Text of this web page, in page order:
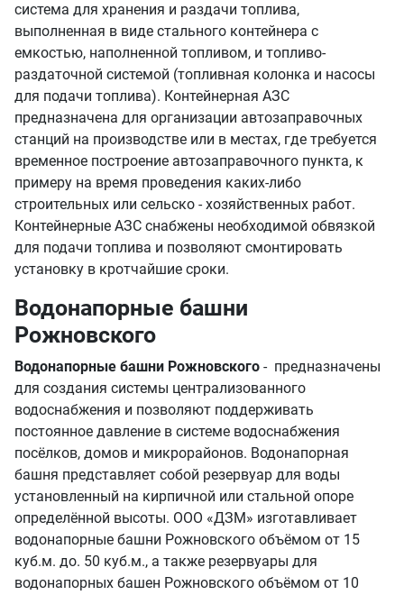
система для хранения и раздачи топлива,
выполненная в виде стального контейнера с
емкостью, наполненной топливом, и топливо-
раздаточной системой (топливная колонка и насосы
для подачи топлива). Контейнерная АЗС
предназначена для организации автозаправочных
станций на производстве или в местах, где требуется
временное построение автозаправочного пункта, к
примеру на время проведения каких-либо
строительных или сельско - хозяйственных работ.
Контейнерные АЗС снабжены необходимой обвязкой
для подачи топлива и позволяют смонтировать
установку в кротчайшие сроки.
Водонапорные башни
Рожновского
Водонапорные башни Рожновского - предназначены
для создания системы централизованного
водоснабжения и позволяют поддерживать
постоянное давление в системе водоснабжения
посёлков, домов и микрорайонов. Водонапорная
башня представляет собой резервуар для воды
установленный на кирпичной или стальной опоре
определённой высоты. ООО «ДЗМ» изготавливает
водонапорные башни Рожновского объёмом от 15
куб.м. до. 50 куб.м., а также резервуары для
водонапорных башен Рожновского объёмом от 10